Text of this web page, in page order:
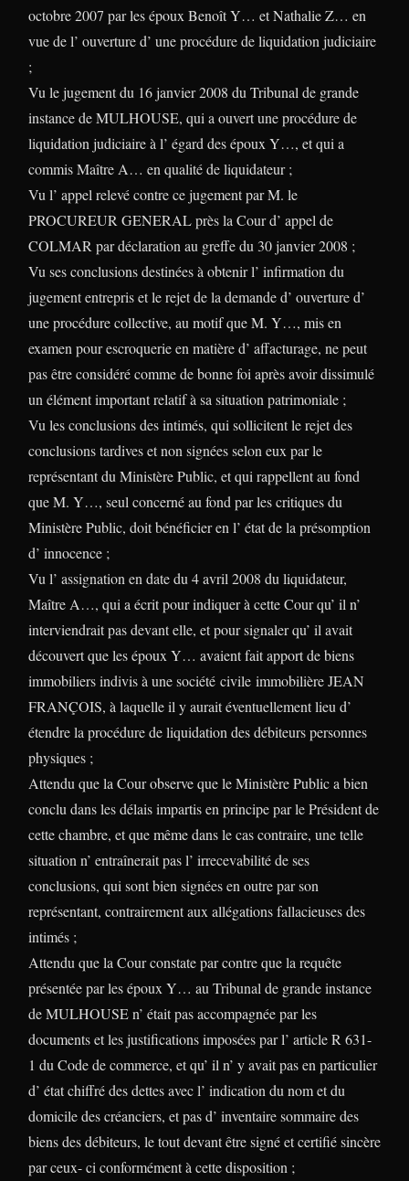
octobre 2007 par les époux Benoît Y… et Nathalie Z… en
vue de l’ ouverture d’ une procédure de liquidation judiciaire
;
Vu le jugement du 16 janvier 2008 du Tribunal de grande
instance de MULHOUSE, qui a ouvert une procédure de
liquidation judiciaire à l’ égard des époux Y…, et qui a
commis Maître A… en qualité de liquidateur ;
Vu l’ appel relevé contre ce jugement par M. le
PROCUREUR GENERAL près la Cour d’ appel de
COLMAR par déclaration au greffe du 30 janvier 2008 ;
Vu ses conclusions destinées à obtenir l’ infirmation du
jugement entrepris et le rejet de la demande d’ ouverture d’
une procédure collective, au motif que M. Y…, mis en
examen pour escroquerie en matière d’ affacturage, ne peut
pas être considéré comme de bonne foi après avoir dissimulé
un élément important relatif à sa situation patrimoniale ;
Vu les conclusions des intimés, qui sollicitent le rejet des
conclusions tardives et non signées selon eux par le
représentant du Ministère Public, et qui rappellent au fond
que M. Y…, seul concerné au fond par les critiques du
Ministère Public, doit bénéficier en l’ état de la présomption
d’ innocence ;
Vu l’ assignation en date du 4 avril 2008 du liquidateur,
Maître A…, qui a écrit pour indiquer à cette Cour qu’ il n’
interviendrait pas devant elle, et pour signaler qu’ il avait
découvert que les époux Y… avaient fait apport de biens
immobiliers indivis à une société civile immobilière JEAN
FRANÇOIS, à laquelle il y aurait éventuellement lieu d’
étendre la procédure de liquidation des débiteurs personnes
physiques ;
Attendu que la Cour observe que le Ministère Public a bien
conclu dans les délais impartis en principe par le Président de
cette chambre, et que même dans le cas contraire, une telle
situation n’ entraînerait pas l’ irrecevabilité de ses
conclusions, qui sont bien signées en outre par son
représentant, contrairement aux allégations fallacieuses des
intimés ;
Attendu que la Cour constate par contre que la requête
présentée par les époux Y… au Tribunal de grande instance
de MULHOUSE n’ était pas accompagnée par les
documents et les justifications imposées par l’ article R 631-
1 du Code de commerce, et qu’ il n’ y avait pas en particulier
d’ état chiffré des dettes avec l’ indication du nom et du
domicile des créanciers, et pas d’ inventaire sommaire des
biens des débiteurs, le tout devant être signé et certifié sincère
par ceux- ci conformément à cette disposition ;